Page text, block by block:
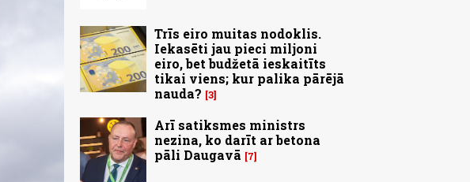
Trīs eiro muitas nodoklis.
Iekasēti jau pieci miljoni
eiro, bet budžetā ieskaitīts
tikai viens; kur palika pārējā
nauda? 3
Arī satiksmes ministrs
nezina, ko darīt ar betona
pāli Daugavā
7